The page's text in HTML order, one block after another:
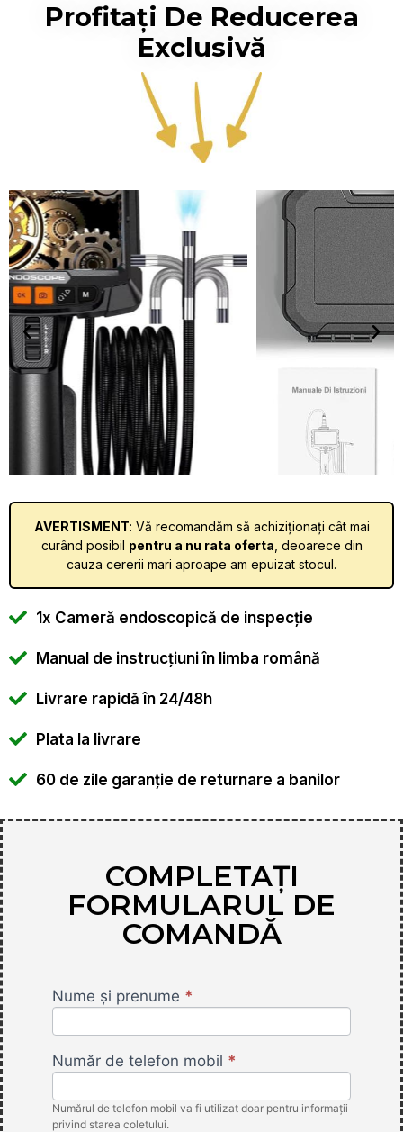
Profitați De Reducerea
Exclusivă
AVERTISMENT: Vă recomandăm să achiziționați cât mai
curând posibil pentru a nu rata oferta , deoarece din
cauza cererii mari aproape am epuizat stocul.
1x Cameră endoscopică de inspecție
Manual de instrucțiuni în limba română
Livrare rapidă în 24/48h
Plata la livrare
60 de zile garanție de returnare a banilor
COMPLETAȚI
FORMULARUL DE
COMANDĂ
Inspection
RO -
FlamyFox
Nume și prenume *
Număr de telefon mobil *
Numărul de telefon mobil va fi utilizat doar pentru informații
privind starea coletului.